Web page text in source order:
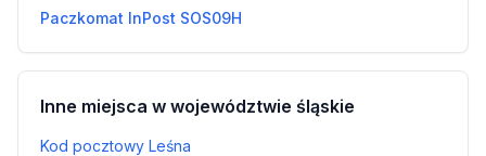
Paczkomat InPost SOS09H
Inne miejsca w województwie śląskie
Kod pocztowy Leśna